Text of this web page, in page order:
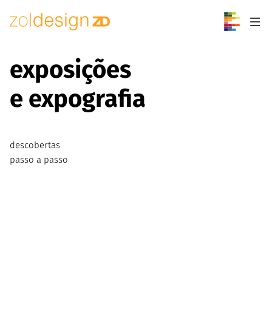
exposições
e expografia
descobertas
passo a passo